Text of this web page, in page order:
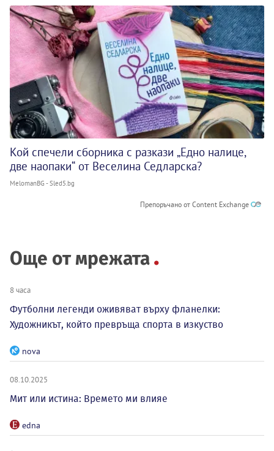
Кой спечели сборника с разкази „Едно налице,
две наопаки“ от Веселина Седларска?
MelomanBG - Sled5.bg
Препоръчано от Content Exchange
Още от мрежата
8 часа
Футболни легенди оживяват върху фланелки:
Художникът, който превръща спорта в изкуство
nova
08.10.2025
Мит или истина: Времето ми влияе
edna